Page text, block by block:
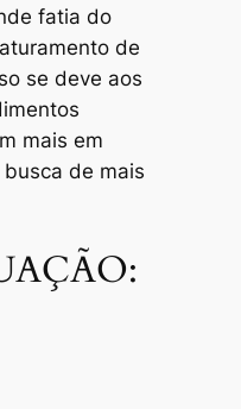
fatia do
de
se deve aos
mais em
de mais